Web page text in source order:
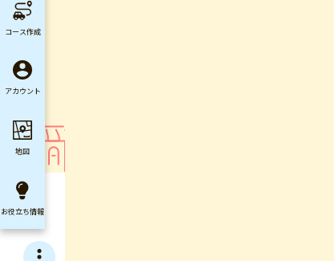
コース作成
アカウント
地図
お役立ち情報